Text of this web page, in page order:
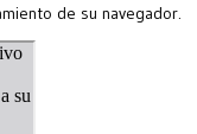
de su navegador.